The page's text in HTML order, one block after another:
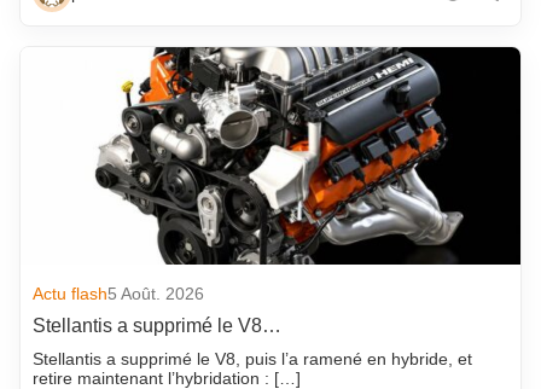
Actu flash5 Août. 2026
Stellantis a supprimé le V8…
Stellantis a supprimé le V8, puis l’a ramené en hybride, et
retire maintenant l’hybridation : […]